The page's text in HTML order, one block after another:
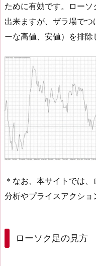
ために有効です。ロー
出来ますが、ザラ場で
ーな高値、安値）を排除
＊なお、本サイトでは
分析やプライスアクショ
ローソク足の見方